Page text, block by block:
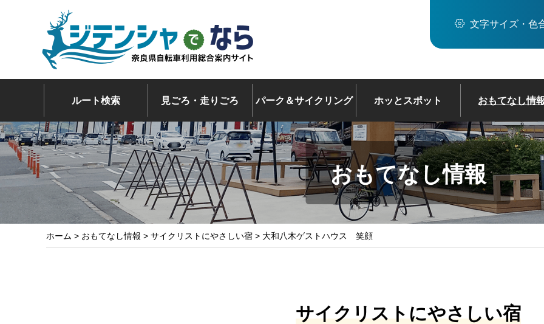
文字サイズ・色
ルート検索 見ごろ・走りごろ パーク＆サイクリング ホッとスポット おもてなし情
おもてなし情報
ホーム > おもてなし情報 >サイクリストにやさしい宿 > 大和八木ゲストハウス 笑顔
サイクリストにやさしい宿